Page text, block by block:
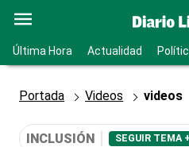
Última Hora Actualidad
Portada Videos videos
INCLUSIÓN SEGUIR TEMA +